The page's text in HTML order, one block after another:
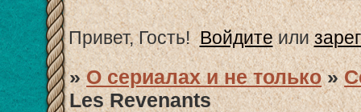
Привет, Гость! Войдитеили
»О сериалах и не только »
Les Revenants